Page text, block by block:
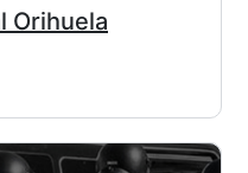
Orihuela